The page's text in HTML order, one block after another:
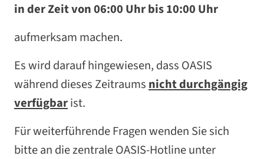
in der Zeit von 06:00 Uhr bis 10:00 Uhr
aufmerksam machen.
Es wird darauf hingewiesen, dass OASIS
während dieses Zeitraums nicht durchgängig
verfügbarist.
Für weiterführende Fragen wenden Sie sich
bitte an die zentrale OASIS-Hotline unter